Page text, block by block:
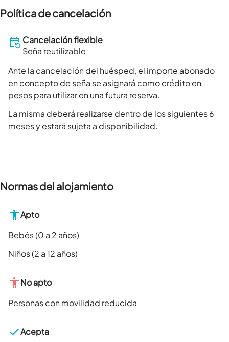
Política de cancelación
Cancelación flexible
Seña reutilizable
Ante la cancelación del huésped, el importe abonado
en concepto de seña se asignará como crédito en
pesos para utilizar en una futura reserva.
La misma deberá realizarse dentro de los siguientes 6
meses y estará sujeta a disponibilidad.
Normas del alojamiento
Apto
Bebés (0 a 2 años)
Niños (2 a 12 años)
No apto
Personas con movilidad reducida
Acepta